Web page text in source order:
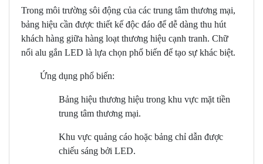
Trong môi trường sôi động của các trung tâm thương mại,
bảng hiệu cần được thiết kế độc đáo để dễ dàng thu hút
khách hàng giữa hàng loạt thương hiệu cạnh tranh. Chữ
nổi alu gắn LED là lựa chọn phổ biến để tạo sự khác biệt.
Ứng dụng phổ biến:
Bảng hiệu thương hiệu trong khu vực mặt tiền
trung tâm thương mại.
Khu vực quảng cáo hoặc bảng chỉ dẫn được
chiếu sáng bởi LED.